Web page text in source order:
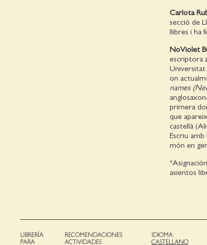
Carlota
secció de
llibres i ha
NoViolet
escriptora
Universitat
on
names
primera
que
castellà
Escriu
món en
asientos
LIBRERÍA
PARA
RECOMENDACIONES
ACTIVIDADES
IDIOMA:
CASTELLANO